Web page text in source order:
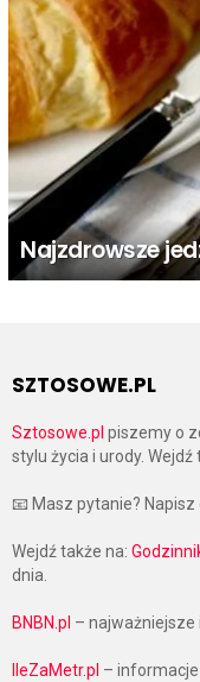
Najzdrowsze
SZTOSOWE.PL
Sztosowe.pl piszemy o
stylu życia i urody.
📧 Masz pytanie? Napisz
Wejdź także na:
dnia.
BNBN.pl –
IleZaMetr.pl –